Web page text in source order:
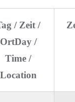
/ Zeit /
OrtDay /
Time /
Location